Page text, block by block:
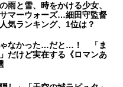
雨と雪、時をかける少女、
マーウォーズ…細田守監督
気ランキング、1位は？
ゃなかった…だと…！ 「ま
だけど実在する《ロマンあ